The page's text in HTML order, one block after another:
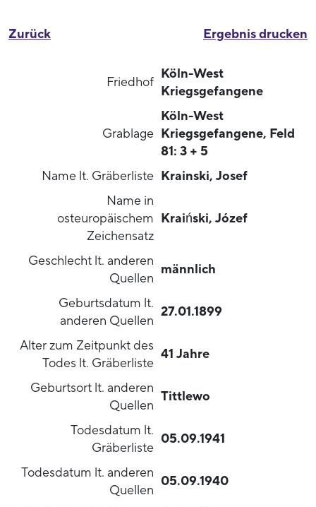
Ergebnis drucken
Zurück
Friedhof
Köln-West
Kriegsgefangene
Grablage
Köln-West
Kriegsgefangene, Feld
81: 3 + 5
Name lt. Gräberliste Krainski, Josef
Name in
osteuropäischem
Zeichensatz
Kraiński, Józef
Geschlecht lt. anderen
Quellen
männlich
Geburtsdatum lt.
anderen Quellen
27.01.1899
Alter zum Zeitpunkt des
Todes lt. Gräberliste
41 Jahre
Geburtsort lt. anderen
Quellen
Tittlewo
Todesdatum lt.
Gräberliste
05.09.1941
Todesdatum lt. anderen
Quellen
05.09.1940